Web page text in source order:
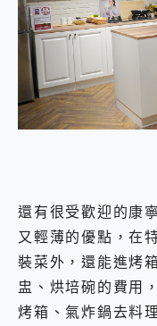
還有很受歡迎的康
又輕薄的優點，在
裝菜外，還能進烤
盅、烘培碗的費用
烤箱、氣炸鍋去料